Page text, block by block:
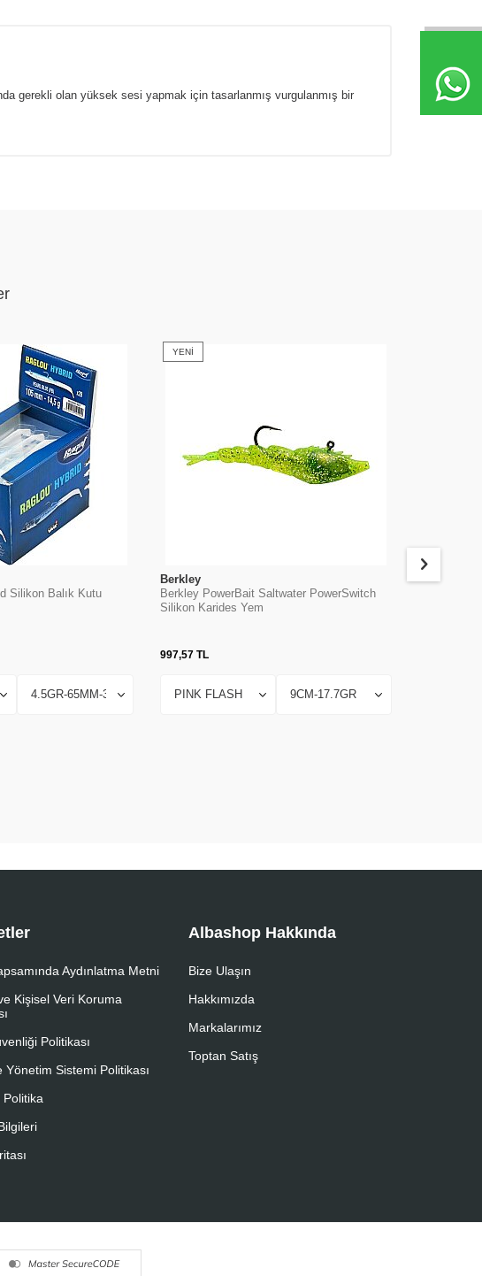
gerekli olan yüksek sesi yapmak için tasarlanmış vurgulanmış bir
Silikon Balık Kutu
YENI
Berkley
Berkley PowerBait Saltwater PowerSwitch
Silikon Karides Yem
997,57TL
Yozuri
Aydınlatma Metni
Kişisel Veri Koruma
Politikası
Yönetim Sistemi Politikası
Albashop Hakkında
Bize Ulaşın
Hakkımızda
Markalarımız
Toptan Satış